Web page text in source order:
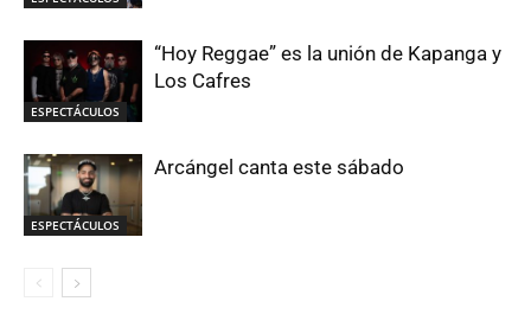
ESPECTÁCULOS
“Hoy Reggae” es la unión de Kapanga y
Los Cafres
ESPECTÁCULOS
Arcángel canta este sábado